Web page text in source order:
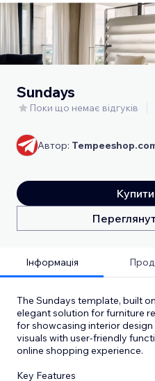
Sundays
Поки що немає відгуків
Автор:
Інформація
The Sundays template, built
elegant solution for furniture
for showcasing interior
visuals with user-friendly
online shopping experience.
Key Features